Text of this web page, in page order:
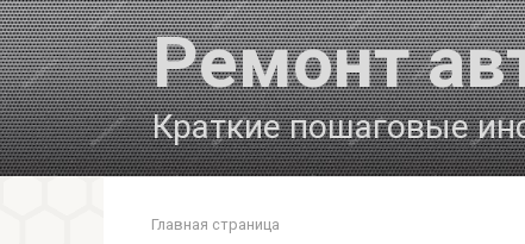
Перейти
к
контенту
Ремонт
Краткие пошаговые
Главная страница